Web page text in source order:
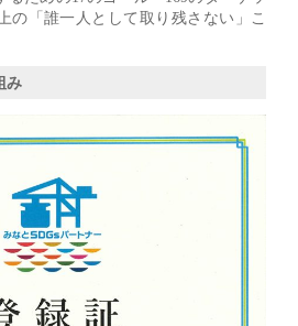
の「誰一人として取り残さない」こ
み